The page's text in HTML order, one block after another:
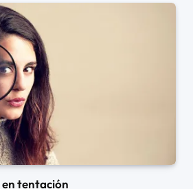
en tentación